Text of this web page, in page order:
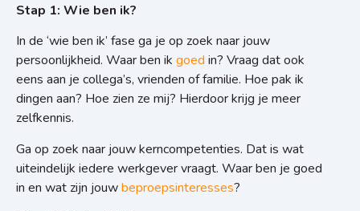
Stap 1: Wie ben ik?
In de ‘wie ben ik’ fase ga je op zoek naar jouw
persoonlijkheid. Waar ben ik goed in? Vraag dat ook
eens aan je collega’s, vrienden of familie. Hoe pak ik
dingen aan? Hoe zien ze mij? Hierdoor krijg je meer
zelfkennis.
Ga op zoek naar jouw kerncompetenties. Dat is wat
uiteindelijk iedere werkgever vraagt. Waar ben je goed
in en wat zijn jouwbeproepsinteresses?